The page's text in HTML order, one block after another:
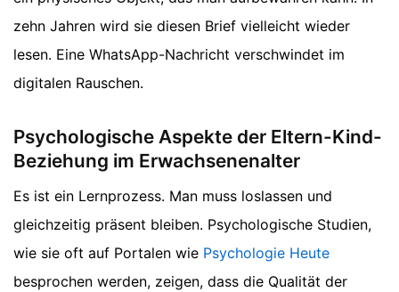
zehn Jahren wird sie diesen Brief vielleicht wieder
lesen. Eine WhatsApp-Nachricht verschwindet im
digitalen Rauschen.
Psychologische Aspekte der Eltern-Kind-
Beziehung im Erwachsenenalter
Es ist ein Lernprozess. Man muss loslassen und
gleichzeitig präsent bleiben. Psychologische Studien,
wie sie oft auf Portalen wie Psychologie Heute
besprochen werden, zeigen, dass die Qualität der